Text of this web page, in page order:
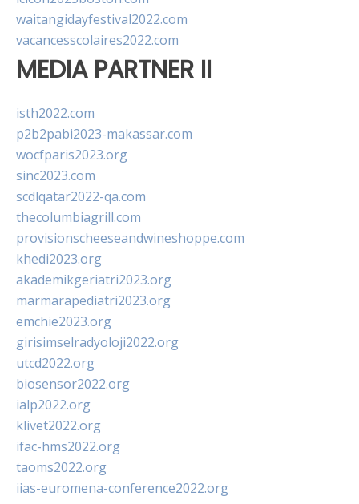
waitangidayfestival2022.com
vacancesscolaires2022.com
MEDIA PARTNER II
isth2022.com
p2b2pabi2023-makassar.com
wocfparis2023.org
sinc2023.com
scdlqatar2022-qa.com
thecolumbiagrill.com
provisionscheeseandwineshoppe.com
khedi2023.org
akademikgeriatri2023.org
marmarapediatri2023.org
emchie2023.org
girisimselradyoloji2022.org
utcd2022.org
biosensor2022.org
ialp2022.org
klivet2022.org
ifac-hms2022.org
taoms2022.org
iias-euromena-conference2022.org